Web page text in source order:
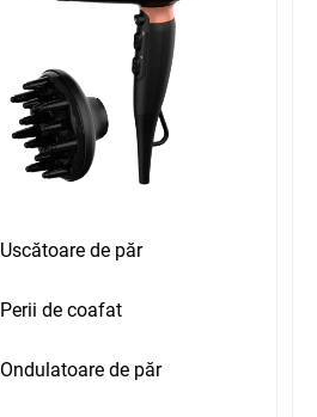
Uscătoare de păr
Perii de coafat
Ondulatoare de păr